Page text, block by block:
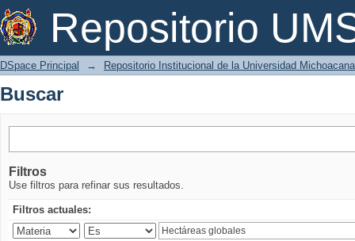
Repositorio
Buscar
DSpace Principal → Repositorio Institucional de la Universidad
Buscar
Filtros
Use filtros para refinar sus resultados.
Filtros actuales: